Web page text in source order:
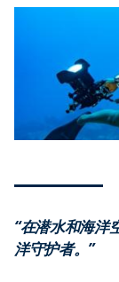
“在潜水和海洋
洋守护者。”